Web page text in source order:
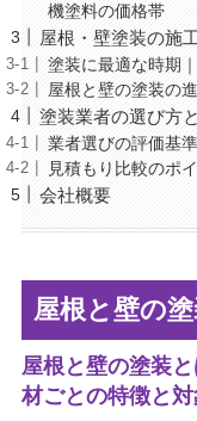
機塗料の価格帯
屋根・壁塗装の施
塗装に最適な時期
屋根と壁の塗装の
塗装業者の選び方
業者選びの評価基
見積もり比較のポ
会社概要
屋根と壁の
屋根と壁の塗装
材ごとの特徴と対